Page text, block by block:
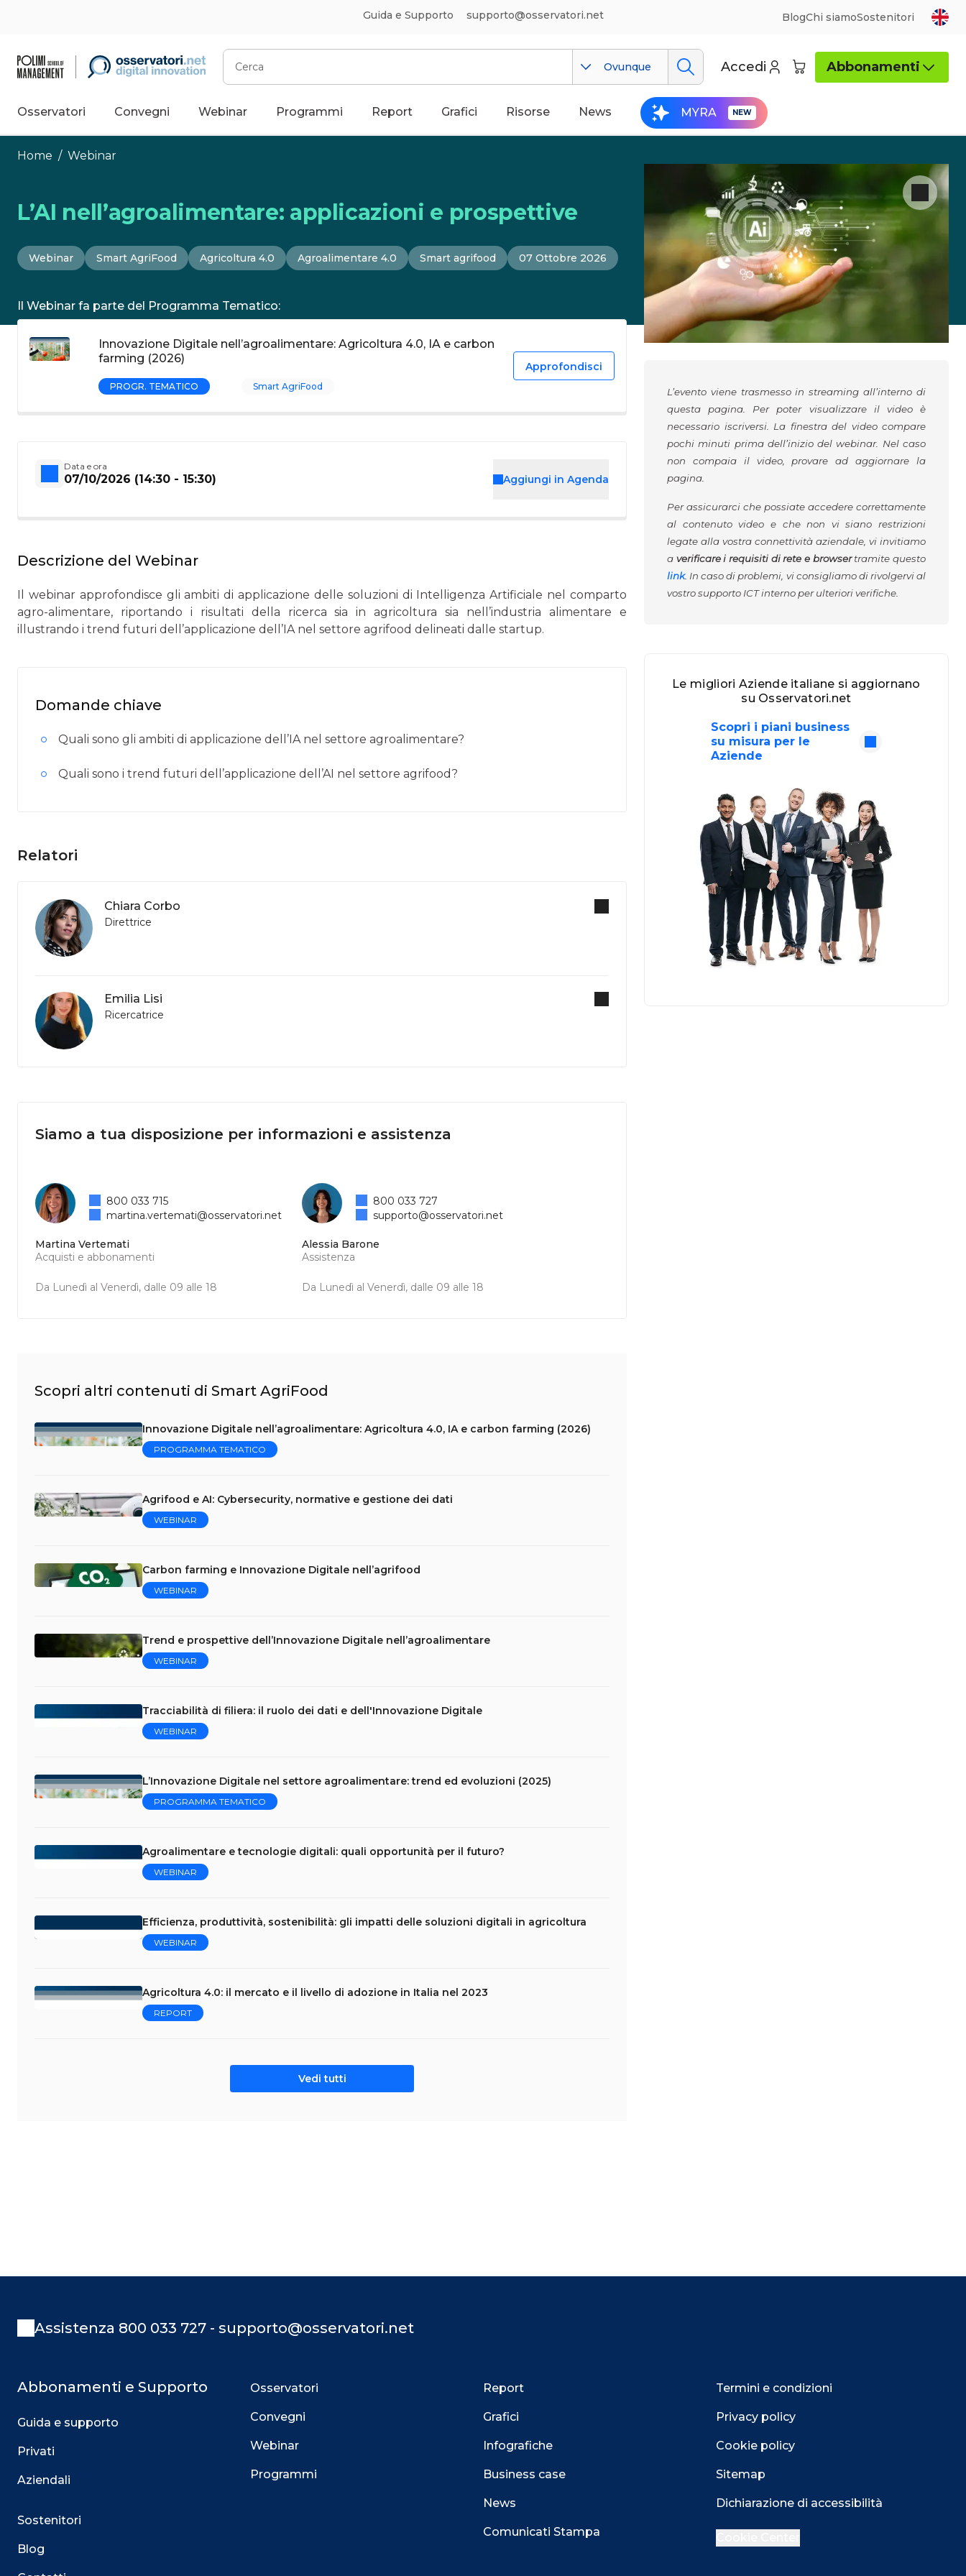
Guida e Supporto supporto@osservatori.net BlogChi siamoSostenitori
Cerca
Ovunque Accedi Abbonamenti
Osservatori Convegni Webinar Programmi Report Grafici Risorse News MYRA
Home / Webinar
L’AI nell’agroalimentare: applicazioni e prospettive
Webinar Smart AgriFood Agricoltura 4.0 Agroalimentare 4.0 Smart agrifood 07 Ottobre 2026
Il Webinar fa parte del Programma Tematico:
Innovazione Digitale nell’agroalimentare: Agricoltura 4.0, IA e carbon
farming (2026)
PROGR. TEMATICO Smart AgriFood
Approfondisci
Data e ora
07/10/2026 (14:30 - 15:30) Aggiungi in Agenda
Descrizione del Webinar
Il webinar approfondisce gli ambiti di applicazione delle soluzioni di Intelligenza Artificiale nel comparto
agro-alimentare, riportando i risultati della ricerca sia in agricoltura sia nell’industria alimentare e
illustrando i trend futuri dell’applicazione dell’IA nel settore agrifood delineati dalle startup.
Domande chiave
Quali sono gli ambiti di applicazione dell’IA nel settore agroalimentare?
Quali sono i trend futuri dell’applicazione dell’AI nel settore agrifood?
Relatori
Chiara Corbo
Direttrice
Emilia Lisi
Ricercatrice
Siamo a tua disposizione per informazioni e assistenza
Martina Vertemati
Acquisti e abbonamenti
Da Lunedì al Venerdì, dalle 09 alle 18
800 033 715
martina.vertemati@osservatori.net
Alessia Barone
Assistenza
Da Lunedì al Venerdì, dalle 09 alle 18
800 033 727
supporto@osservatori.net
Scopri altri contenuti di Smart AgriFood
Innovazione Digitale nell’agroalimentare: Agricoltura 4.0, IA e carbon farming (2026)
PROGRAMMA TEMATICO
Agrifood e AI: Cybersecurity, normative e gestione dei dati
WEBINAR
Carbon farming e Innovazione Digitale nell’agrifood
WEBINAR
Trend e prospettive dell’Innovazione Digitale nell’agroalimentare
WEBINAR
Tracciabilità di filiera: il ruolo dei dati e dell'Innovazione Digitale
WEBINAR
L’Innovazione Digitale nel settore agroalimentare: trend ed evoluzioni (2025)
PROGRAMMA TEMATICO
Agroalimentare e tecnologie digitali: quali opportunità per il futuro?
WEBINAR
Efficienza, produttività, sostenibilità: gli impatti delle soluzioni digitali in agricoltura
WEBINAR
Agricoltura 4.0: il mercato e il livello di adozione in Italia nel 2023
REPORT
Vedi tutti
L’evento viene trasmesso in streaming all’interno di
questa pagina. Per poter visualizzare il video è
necessario iscriversi. La finestra del video compare
pochi minuti prima dell’inizio del webinar. Nel caso
non compaia il video, provare ad aggiornare la
pagina.
Per assicurarci che possiate accedere correttamente
al contenuto video e che non vi siano restrizioni
legate alla vostra connettività aziendale, vi invitiamo
a verificare i requisiti di rete e browsertramite questo
link. In caso di problemi, vi consigliamo di rivolgervi al
vostro supporto ICT interno per ulteriori verifiche.
Le migliori Aziende italiane si aggiornano
su Osservatori.net
Scopri i piani business
su misura per le
Aziende
Assistenza 800 033 727 - supporto@osservatori.net
Abbonamenti e Supporto
Guida e supporto
Privati
Aziendali
Sostenitori
Blog
Osservatori
Convegni
Webinar
Programmi
Report
Grafici
Infografiche
Business case
News
Comunicati Stampa
Termini e condizioni
Privacy policy
Cookie policy
Sitemap
Dichiarazione di accessibilità